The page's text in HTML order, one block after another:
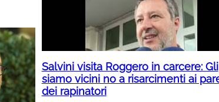
Salvini visita Roggero in carcere: Gli
siamo vicini no a risarcimenti ai
dei rapinatori